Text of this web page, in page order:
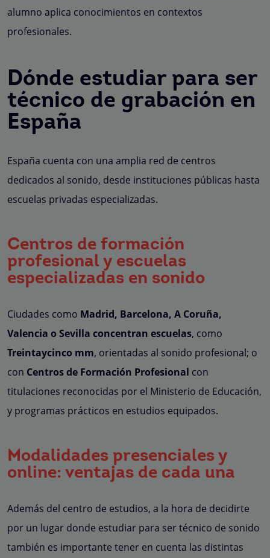
alumno aplica conocimientos en contextos
profesionales.
Dónde estudiar para ser
técnico de grabación en
España
España cuenta con una amplia red de centros
dedicados al sonido, desde instituciones públicas hasta
escuelas privadas especializadas.
Centros de formación
profesional y escuelas
especializadas en sonido
Ciudades como Madrid, Barcelona, A Coruña,
Valencia o Sevilla concentran escuelas, como
Treintaycinco mm, orientadas al sonido profesional; o
con Centros de Formación Profesional con
titulaciones reconocidas por el Ministerio de Educación,
y programas prácticos en estudios equipados.
Modalidades presenciales y
online: ventajas de cada una
Además del centro de estudios, a la hora de decidirte
por un lugar donde estudiar para ser técnico de sonido
también es importante tener en cuenta las distintas